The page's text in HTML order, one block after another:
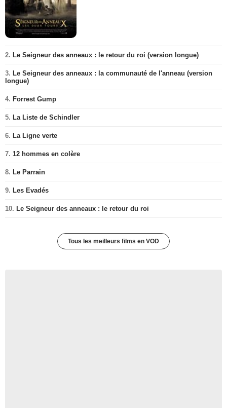
2. Le Seigneur des anneaux : le retour du roi (version longue)
3. Le Seigneur des anneaux : la communauté de l'anneau (version
longue)
4. Forrest Gump
5. La Liste de Schindler
6. La Ligne verte
7. 12 hommes en colère
8. Le Parrain
9. Les Evadés
10. Le Seigneur des anneaux : le retour du roi
Tous les meilleurs films en VOD